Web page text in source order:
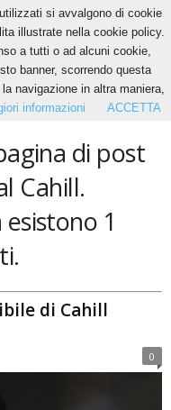
di post
Cahill.
1
di Cahill
0
si avvalgono di cookie
illustrate nella cookie policy.
a tutti o ad alcuni cookie,
banner, scorrendo questa
navigazione in altra maniera,
informazioni ACCETTA